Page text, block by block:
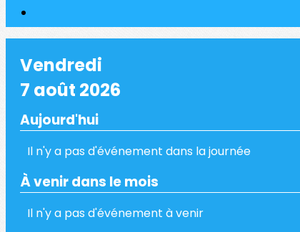
Vendredi
7 août 2026
Aujourd'hui
Il n'y a pas d'événement dans la journée
À venir dans le mois
Il n'y a pas d'événement à venir